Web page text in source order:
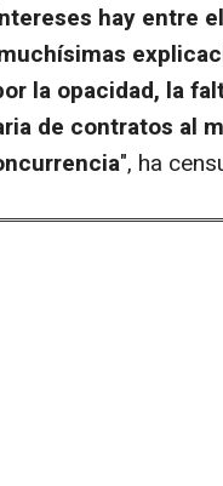
hay entre
la opacidad, la
de contratos al
", ha